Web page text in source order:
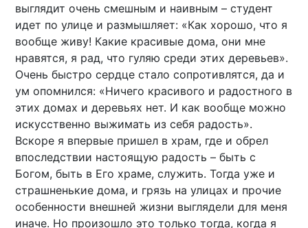
выглядит очень смешным и наивным – студент
идет по улице и размышляет: «Как хорошо, что я
вообще живу! Какие красивые дома, они мне
нравятся, я рад, что гуляю среди этих деревьев».
Очень быстро сердце стало сопротивлятся, да и
ум опомнился: «Ничего красивого и радостного в
этих домах и деревьях нет. И как вообще можно
искусственно выжимать из себя радость».
Вскоре я впервые пришел в храм, где и обрел
впоследствии настоящую радость – быть с
Богом, быть в Его храме, служить. Тогда уже и
страшненькие дома, и грязь на улицах и прочие
особенности внешней жизни выглядели для меня
иначе. Но произошло это только тогда, когда я